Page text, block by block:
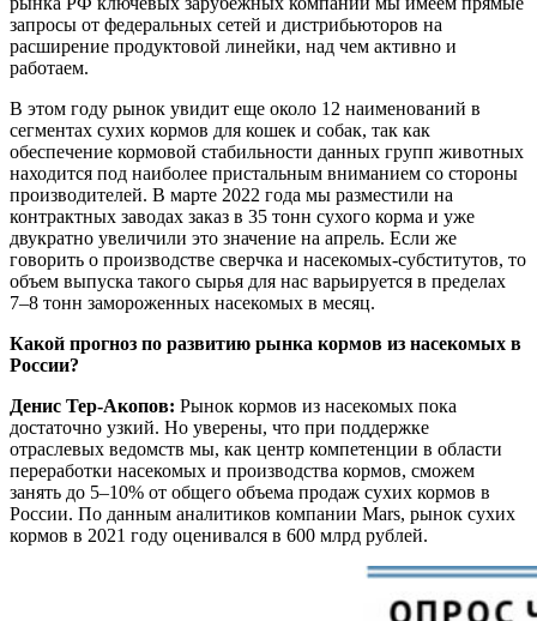
запросы от федеральных сетей и дистрибьюторов на
расширение продуктовой линейки, над чем активно и
работаем.
В этом году рынок увидит еще около 12 наименований в
сегментах сухих кормов для кошек и собак, так как
обеспечение кормовой стабильности данных групп животных
находится под наиболее пристальным вниманием со стороны
производителей. В марте 2022 года мы разместили на
контрактных заводах заказ в 35 тонн сухого корма и уже
двукратно увеличили это значение на апрель. Если же
говорить о производстве сверчка и насекомых-субститутов, то
объем выпуска такого сырья для нас варьируется в пределах
7–8 тонн замороженных насекомых в месяц.
Какой прогноз по развитию рынка кормов из насекомых в
России?
Денис Тер-Акопов: Рынок кормов из насекомых пока
достаточно узкий. Но уверены, что при поддержке
отраслевых ведомств мы, как центр компетенции в области
переработки насекомых и производства кормов, сможем
занять до 5–10% от общего объема продаж сухих кормов в
России. По данным аналитиков компании Mars, рынок сухих
кормов в 2021 году оценивался в 600 млрд рублей.